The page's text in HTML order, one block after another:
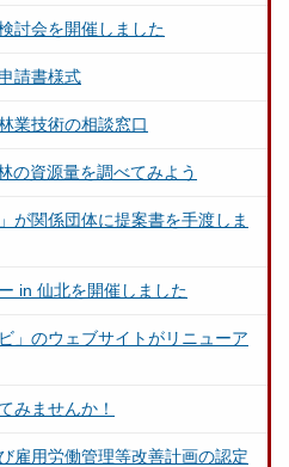
討会を開催しました
請書様式
業技術の相談窓口
の資源量を調べてみよう
が関係団体に提案書を手渡しま
in 仙北を開催しました
」のウェブサイトがリニューア
みませんか！
雇用労働管理等改善計画の認定